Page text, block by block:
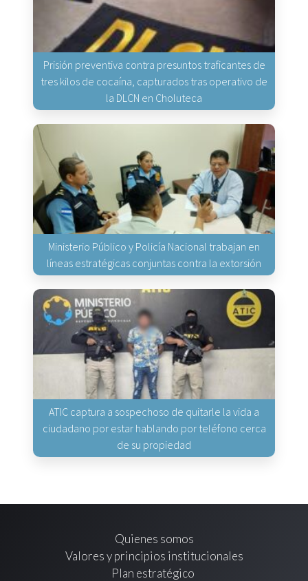
Prisión preventiva contra presuntos traficantes de
tres kilos de cocaína, capturados tras operativo de
la DLCN en Choluteca
Ministerio Público y Policía Nacional trabajan en
líneas estratégicas conjuntas contra la extorsión
ATIC captura a sospechoso de quitarle la vida a
ciudadano por estar hablando por teléfono cerca
de su propiedad
Quienes somos
Valores y principios institucionales
Plan estratégico